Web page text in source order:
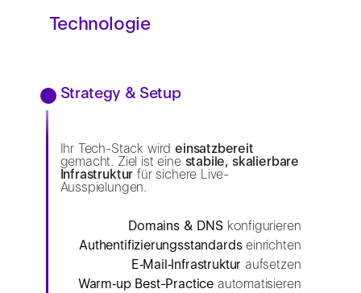
Technologie
Strategy & Setup
Ihr Tech-Stack wirdeinsatzbereit
gemacht. Ziel ist eine stabile, skalierbare
Infrastruktur für sichere Live-
Ausspielungen.
Domains & DNSkonfigurieren
Authentifizierungs­standardseinrichten
E‑Mail‑Infrastruktur aufsetzen
Warm‑up Best-Practice automatisieren